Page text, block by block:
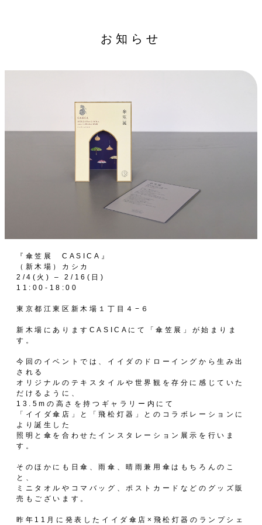
お知らせ
『傘笠展 CASICA』
（新木場）カシカ
2/4(火) – 2/16(日)
11:00-18:00
東京都江東区新木場１丁目４−６
新木場にあります CASICA にて「傘笠展」が始まりま
す。
今回のイベントでは、イイダのドローイングから生み出
される
オリジナルのテキスタイルや世界観を存分に感じていた
だけるように、
13.5mの高さを持つギャラリー内にて
「イイダ傘店」と「飛松灯器」とのコラボレーションに
より誕生した
照明と傘を合わせたインスタレーション展示を行いま
す。
そのほかにも日傘、雨傘、晴雨兼用傘はもちろんのこ
と、
ミニタオルやコマバッグ、ポストカードなどのグッズ販
売もございます。
昨年11月に発表したイイダ傘店×飛松灯器のランプシェ